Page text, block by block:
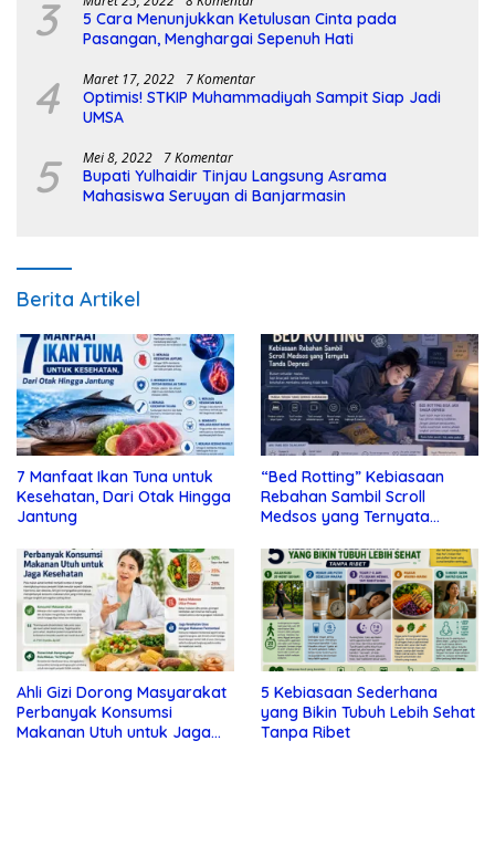
3
5 Cara Menunjukkan Ketulusan Cinta pada
Pasangan, Menghargai Sepenuh Hati
4 Maret 17, 2022 7 Komentar
Optimis! STKIP Muhammadiyah Sampit Siap Jadi
UMSA
5 Mei 8, 2022 7 Komentar
Bupati Yulhaidir Tinjau Langsung Asrama
Mahasiswa Seruyan di Banjarmasin
Berita Artikel
7 Manfaat Ikan Tuna untuk
Kesehatan, Dari Otak Hingga
Jantung
“Bed Rotting” Kebiasaan
Rebahan Sambil Scroll
Medsos yang Ternyata
Ahli Gizi Dorong Masyarakat
Perbanyak Konsumsi
Makanan Utuh untuk Jaga
5 Kebiasaan Sederhana
yang Bikin Tubuh Lebih Sehat
Tanpa Ribet